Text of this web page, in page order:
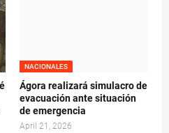
NACIONALES
Ágora realizará simulacro de
evacuación ante situación
de emergencia
April 21, 2026